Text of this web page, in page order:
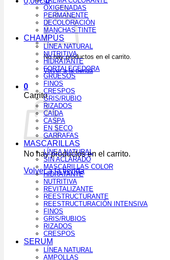
No hay productos en el carrito.
Volver a la tienda
0
Carrito
No hay productos en el carrito.
Volver a la tienda
OXIGENADAS
PERMANENTE
DECOLORACIÓN
MANCHAS TINTE
CHAMPÚS
LÍNEA NATURAL
NUTRITIVA
HIDRATANTE
FORTALECEDORA
GRUESOS
FINOS
CRESPOS
GRIS/RUBIO
RIZADOS
CAÍDA
CASPA
EN SECO
GARRAFAS
MASCARILLAS
LÍNEA NATURAL
SIN ACLARADO
MASCARILLAS COLOR
HIDRATANTE
NUTRITIVA
REVITALIZANTE
REESTRUCTURANTE
REESTRUCTURACIÓN INTENSIVA
FINOS
GRIS/RUBIOS
RIZADOS
CRESPOS
SERUM
LÍNEA NATURAL
AMPOLLAS